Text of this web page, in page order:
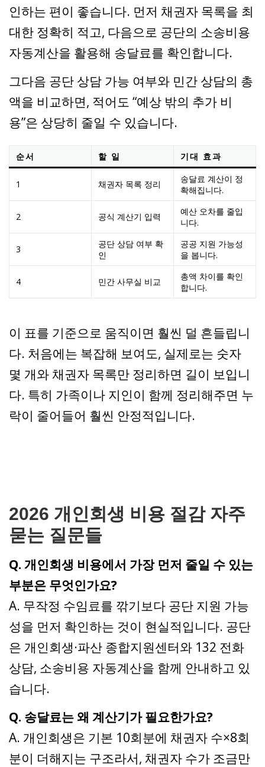
인하는 편이 좋습니다. 먼저 채권자 목록을 최
대한 정확히 적고, 다음으로 공단의 소송비용
자동계산을 활용해 송달료를 확인합니다.
그다음 공단 상담 가능 여부와 민간 상담의 총
액을 비교하면, 적어도 “예상 밖의 추가 비
용”은 상당히 줄일 수 있습니다.
순서 할 일 기대 효과
1 채권자 목록 정리
송달료 계산이 정
확해집니다.
2 공식 계산기 입력
예산 오차를 줄입
니다.
3
공단 상담 여부 확
인
공공 지원 가능성
을 봅니다.
4 민간 사무실 비교
총액 차이를 확인
합니다.
이 표를 기준으로 움직이면 훨씬 덜 흔들립니
다. 처음에는 복잡해 보여도, 실제로는 숫자
몇 개와 채권자 목록만 정리하면 길이 보입니
다. 특히 가족이나 지인이 함께 정리해주면 누
락이 줄어들어 훨씬 안정적입니다.
2026 개인회생 비용 절감 자주
묻는 질문들
Q. 개인회생 비용에서 가장 먼저 줄일 수 있는
부분은 무엇인가요?
A. 무작정 수임료를 깎기보다 공단 지원 가능
성을 먼저 확인하는 것이 현실적입니다. 공단
은 개인회생·파산 종합지원센터와 132 전화
상담, 소송비용 자동계산을 함께 안내하고 있
습니다.
Q. 송달료는 왜 계산기가 필요한가요?
A. 개인회생은 기본 10회분에 채권자 수×8회
분이 더해지는 구조라서, 채권자 수가 조금만